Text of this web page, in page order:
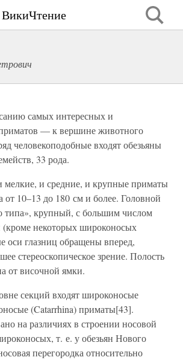
ВикиЧтение
самых интересных и
— к вершине животного
человекоподобные входят обезьяны
33 рода.
и средние, и крупные приматы
10–13 до 180 см и более. Головной
типа», крупный, с большим числом
(кроме некоторых широконосых
оси глазниц обращены вперед,
стереоскопическое зрение. Полость
от височной ямки.
секций входят широконосые
(Catarrhina) приматы[43].
на различиях в строении носовой
т. е. у обезьян Нового
перегородка относительно